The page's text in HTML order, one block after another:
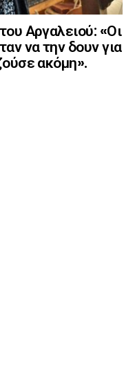
Αργαλειού: «Οι
να την δουν για
ακόμη».